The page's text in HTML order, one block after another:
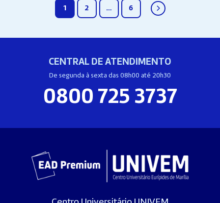
1 2 … 6
CENTRAL DE ATENDIMENTO
De segunda à sexta das 08h00 até 20h30
0800 725 3737